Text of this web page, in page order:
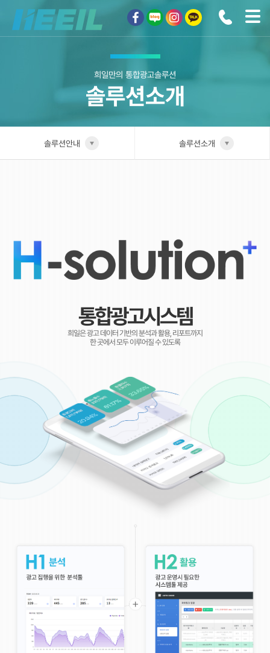
희일만의 통합광고솔루션
솔루션소개
솔루션안내
고객센터
솔루션소개
이글아이
통합광고시스템
희일은 광고 데이터 기반의 분석과 활용, 리포트까지
한 곳에서 모두 이루어질 수 있도록